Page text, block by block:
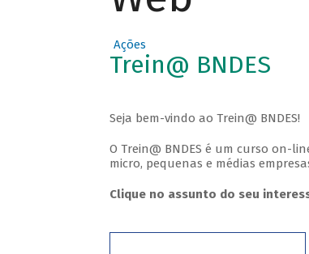
Ações
Trein@ BNDES
Seja bem-vindo ao Trein@ BNDES!
O Trein@ BNDES é um curso on-
micro, pequenas e médias
Clique no assunto do seu